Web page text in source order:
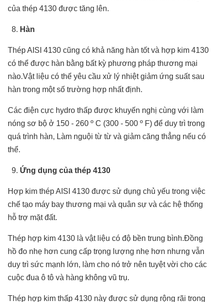
của thép 4130 được tăng lên.
Hàn
Thép AISI 4130 cũng có khả năng hàn tốt và hợp kim 4130
có thể được hàn bằng bất kỳ phương pháp thương mại
nào.Vật liệu có thể yêu cầu xử lý nhiệt giảm ứng suất sau
hàn trong một số trường hợp nhất định.
Các điện cực hydro thấp được khuyến nghị cùng với làm
nóng sơ bộ ở 150 - 260 º C (300 - 500 º F) để duy trì trong
quá trình hàn, Làm nguội từ từ và giảm căng thẳng nếu có
thể.
Ứng dụng của thép 4130
Hợp kim thép AISI 4130 được sử dụng chủ yếu trong việc
chế tạo máy bay thương mại và quân sự và các hệ thống
hỗ trợ mặt đất.
Thép hợp kim 4130 là vật liệu có độ bền trung bình.Đồng
hồ đo nhẹ hơn cung cấp trọng lượng nhẹ hơn nhưng vẫn
duy trì sức mạnh lớn, làm cho nó trở nên tuyệt vời cho các
cuộc đua ô tô và hàng không vũ trụ.
Thép hợp kim thấp 4130 này được sử dụng rộng rãi trong